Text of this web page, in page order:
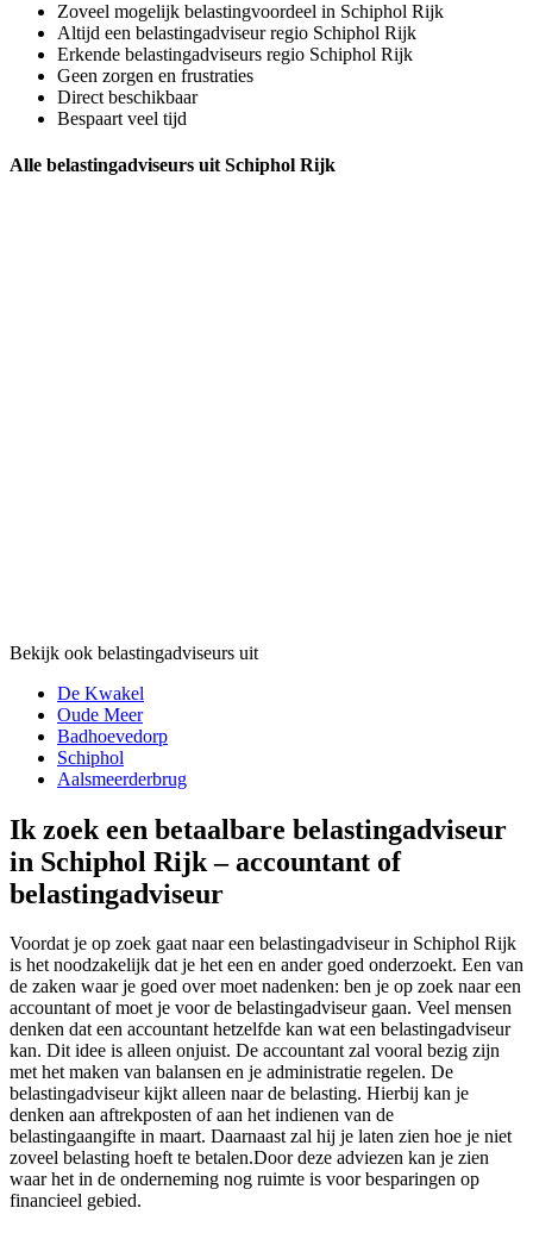
Zoveel mogelijk belastingvoordeel in Schiphol Rijk
Altijd een belastingadviseur regio Schiphol Rijk
Erkende belastingadviseurs regio Schiphol Rijk
Geen zorgen en frustraties
Direct beschikbaar
Bespaart veel tijd
Alle belastingadviseurs uit Schiphol Rijk
Bekijk ook belastingadviseurs uit
De Kwakel
Oude Meer
Badhoevedorp
Schiphol
Aalsmeerderbrug
Ik zoek een betaalbare belastingadviseur
in Schiphol Rijk – accountant of
belastingadviseur
Voordat je op zoek gaat naar een belastingadviseur in Schiphol Rijk
is het noodzakelijk dat je het een en ander goed onderzoekt. Een van
de zaken waar je goed over moet nadenken: ben je op zoek naar een
accountant of moet je voor de belastingadviseur gaan. Veel mensen
denken dat een accountant hetzelfde kan wat een belastingadviseur
kan. Dit idee is alleen onjuist. De accountant zal vooral bezig zijn
met het maken van balansen en je administratie regelen. De
belastingadviseur kijkt alleen naar de belasting. Hierbij kan je
denken aan aftrekposten of aan het indienen van de
belastingaangifte in maart. Daarnaast zal hij je laten zien hoe je niet
zoveel belasting hoeft te betalen.Door deze adviezen kan je zien
waar het in de onderneming nog ruimte is voor besparingen op
financieel gebied.